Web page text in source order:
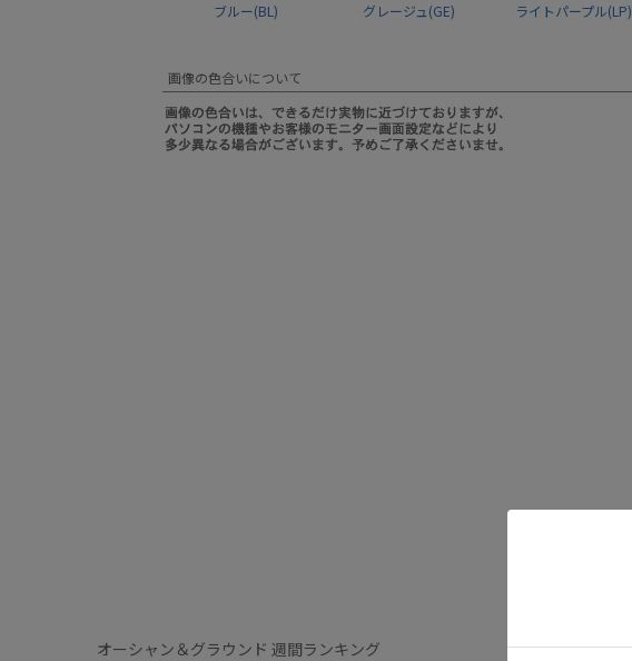
ブルー(BL) グレージュ(GE) ライトパープル(LP)
画像の色合いについて
オーシャン＆グラウンド 週間ランキング